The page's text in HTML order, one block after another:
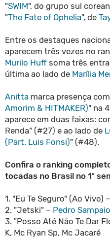
"SWIM", do grupo sul
"The Fate of Ophelia", de
Entre os destaques
aparecem três vezes no
Murilo Huff soma três
última ao lado de Marília
Anitta marca presença
Amorim & HITMAKER)" na
aparece em duas faixas:
Renda" (#27) e ao lado de
(Part. Luis Fonsi)" (#48).
Confira o ranking
tocadas no Brasil no 1º
1. "Eu Te Seguro" (Ao Vivo) –
2. "Jetski" – Pedro Sampaio
3. "Posso Até Não Te Dar
K, Mc Ryan Sp, Mc Jacaré